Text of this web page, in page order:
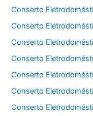
Conserto
Conserto
Conserto
Conserto
Conserto
Conserto
Conserto